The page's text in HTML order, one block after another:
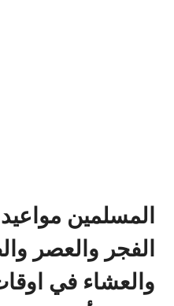
المسلمين
الفجر والعصر
والعشاء في